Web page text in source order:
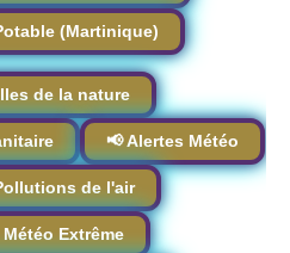
(Martinique)
de la nature
📢 Alertes Météo
de l'air
Extrême